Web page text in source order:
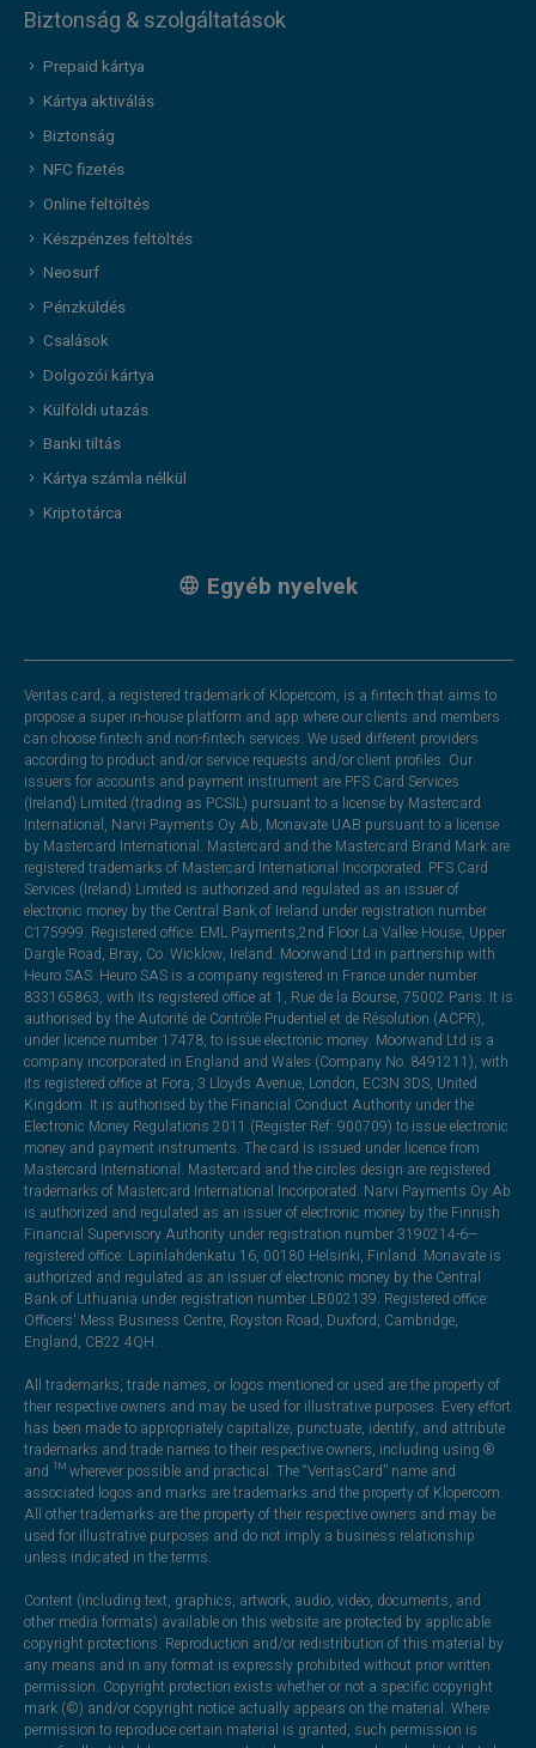
Biztonság & szolgáltatások
Prepaid kártya
Kártya aktiválás
Biztonság
NFC fizetés
Online feltöltés
Készpénzes feltöltés
Neosurf
Pénzküldés
Csalások
Dolgozói kártya
Külföldi utazás
Banki tiltás
Kártya számla nélkül
Kriptotárca
Egyéb nyelvek
Veritas card, a registered trademark of Klopercom, is a fintech that aims to
propose a super in-house platform and app where our clients and members
can choose fintech and non-fintech services. We used different providers
according to product and/or service requests and/or client profiles. Our
issuers for accounts and payment instrument are PFS Card Services
(Ireland) Limited (trading as PCSIL) pursuant to a license by Mastercard
International, Narvi Payments Oy Ab, Monavate UAB pursuant to a license
by Mastercard International. Mastercard and the Mastercard Brand Mark are
registered trademarks of Mastercard International Incorporated. PFS Card
Services (Ireland) Limited is authorized and regulated as an issuer of
electronic money by the Central Bank of Ireland under registration number
C175999. Registered office: EML Payments,2nd Floor La Vallee House, Upper
Dargle Road, Bray, Co. Wicklow, Ireland. Moorwand Ltd in partnership with
Heuro SAS. Heuro SAS is a company registered in France under number
833165863, with its registered office at 1, Rue de la Bourse, 75002 Paris. It is
authorised by the Autorité de Contrôle Prudentiel et de Résolution (ACPR),
under licence number 17478, to issue electronic money. Moorwand Ltd is a
company incorporated in England and Wales (Company No. 8491211), with
its registered office at Fora, 3 Lloyds Avenue, London, EC3N 3DS, United
Kingdom. It is authorised by the Financial Conduct Authority under the
Electronic Money Regulations 2011 (Register Ref: 900709) to issue electronic
money and payment instruments. The card is issued under licence from
Mastercard International. Mastercard and the circles design are registered
trademarks of Mastercard International Incorporated. Narvi Payments Oy Ab
is authorized and regulated as an issuer of electronic money by the Finnish
Financial Supervisory Authority under registration number 3190214-6—
registered office: Lapinlahdenkatu 16, 00180 Helsinki, Finland. Monavate is
authorized and regulated as an issuer of electronic money by the Central
Bank of Lithuania under registration number LB002139. Registered office:
Officers' Mess Business Centre, Royston Road, Duxford, Cambridge,
England, CB22 4QH.
All trademarks, trade names, or logos mentioned or used are the property of
their respective owners and may be used for illustrative purposes. Every effort
has been made to appropriately capitalize, punctuate, identify, and attribute
trademarks and trade names to their respective owners, including using ®
and ™ wherever possible and practical. The “VeritasCard” name and
associated logos and marks are trademarks and the property of Klopercom.
All other trademarks are the property of their respective owners and may be
used for illustrative purposes and do not imply a business relationship
unless indicated in the terms.
Content (including text, graphics, artwork, audio, video, documents, and
other media formats) available on this website are protected by applicable
copyright protections. Reproduction and/or redistribution of this material by
any means and in any format is expressly prohibited without prior written
permission. Copyright protection exists whether or not a specific copyright
mark (©) and/or copyright notice actually appears on the material. Where
permission to reproduce certain material is granted, such permission is